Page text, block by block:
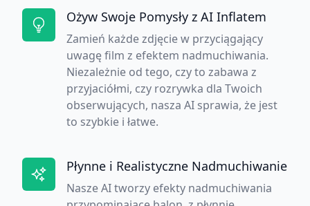
Ożyw Swoje Pomysły z AI Inflatem
Zamień każde zdjęcie w przyciągający
uwagę film z efektem nadmuchiwania.
Niezależnie od tego, czy to zabawa z
przyjaciółmi, czy rozrywka dla Twoich
obserwujących, nasza AI sprawia, że jest
to szybkie i łatwe.
Płynne i Realistyczne Nadmuchiwanie
Nasze AI tworzy efekty nadmuchiwania